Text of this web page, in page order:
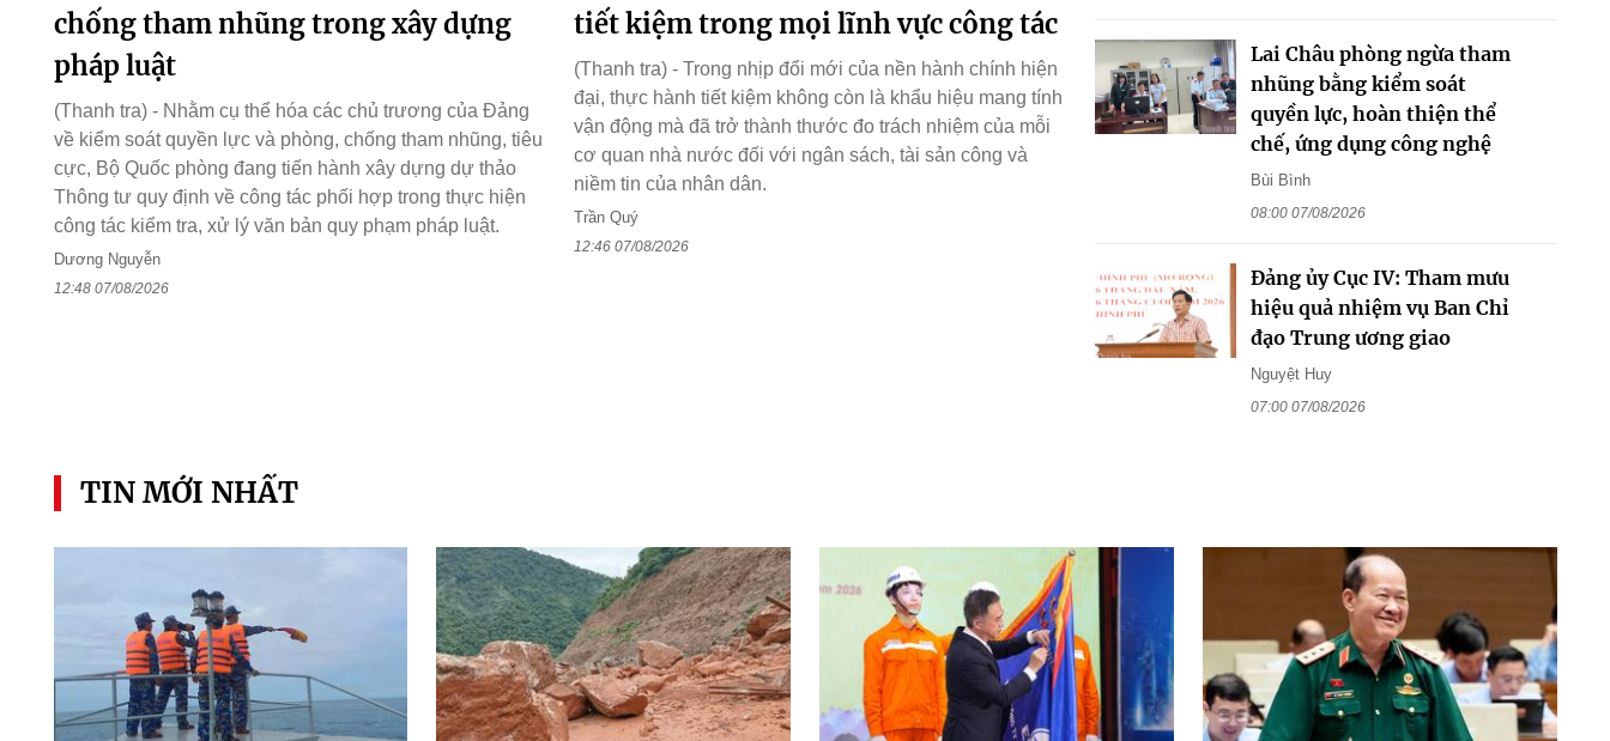
chống tham nhũng trong xây dựng
pháp luật
(Thanh tra) - Nhằm cụ thể hóa các chủ trương của Đảng
về kiểm soát quyền lực và phòng, chống tham nhũng, tiêu
cực, Bộ Quốc phòng đang tiến hành xây dựng dự thảo
Thông tư quy định về công tác phối hợp trong thực hiện
công tác kiểm tra, xử lý văn bản quy phạm pháp luật.
Dương Nguyễn
12:48 07/08/2026
tiết kiệm trong mọi lĩnh vực công tác
(Thanh tra) - Trong nhịp đổi mới của nền hành chính hiện
đại, thực hành tiết kiệm không còn là khẩu hiệu mang tính
vận động mà đã trở thành thước đo trách nhiệm của mỗi
cơ quan nhà nước đối với ngân sách, tài sản công và
niềm tin của nhân dân.
Trần Quý
12:46 07/08/2026
Lai Châu phòng ngừa tham
nhũng bằng kiểm soát
quyền lực, hoàn thiện thể
chế, ứng dụng công nghệ
Bùi Bình
08:00 07/08/2026
Đảng ủy Cục IV: Tham mưu
hiệu quả nhiệm vụ Ban Chỉ
đạo Trung ương giao
Nguyệt Huy
07:00 07/08/2026
TIN MỚI NHẤT